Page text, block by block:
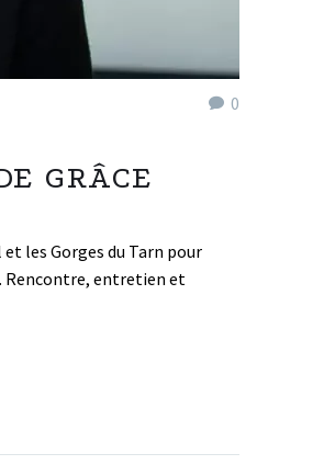
0
GRÂCE
les Gorges du Tarn pour
Rencontre, entretien et